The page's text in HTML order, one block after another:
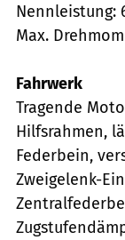
Nennleistung:
Max.
Fahrwerk
Tragende
Hilfsrahmen,
Federbein,
Zweigelenk-